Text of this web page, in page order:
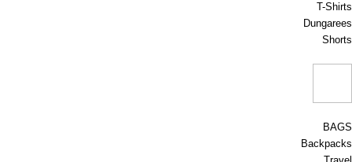
T-Shirts
Dungarees
Shorts
BAGS
Backpacks